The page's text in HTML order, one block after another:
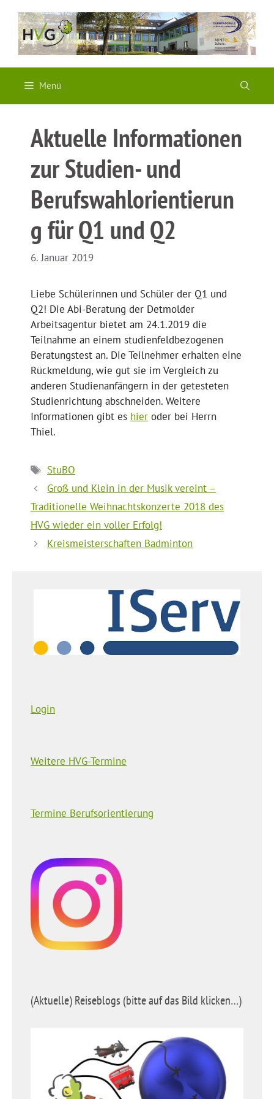
Inhalt
springen
Menü
Aktuelle Informationen
zur Studien- und
Berufswahlorientierun
g für Q1 und Q2
6. Januar 2019
Liebe Schülerinnen und Schüler der Q1 und
Q2! Die Abi-Beratung der Detmolder
Arbeitsagentur bietet am 24.1.2019 die
Teilnahme an einem studienfeldbezogenen
Beratungstest an. Die Teilnehmer erhalten eine
Rückmeldung, wie gut sie im Vergleich zu
anderen Studienanfängern in der getesteten
Studienrichtung abschneiden. Weitere
Informationen gibt es hier oder bei Herrn
Thiel.
Schlagwörter
StuBO
Groß und Klein in der Musik vereint –
Traditionelle Weihnachtskonzerte 2018 des
HVG wieder ein voller Erfolg!
Kreismeisterschaften Badminton
Login
Weitere HVG-Termine
Termine Berufsorientierung
(Aktuelle) Reiseblogs (bitte auf das Bild klicken…)